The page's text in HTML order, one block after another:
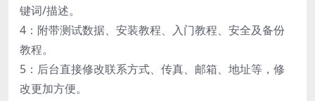
键词/描述。
4：附带测试数据、安装教程、入门教程、安全及备份
教程。
5：后台直接修改联系方式、传真、邮箱、地址等，修
改更加方便。